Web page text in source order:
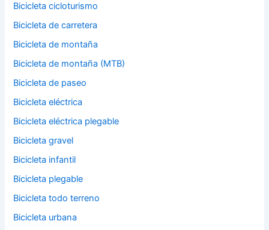
Bicicleta cicloturismo
Bicicleta de carretera
Bicicleta de montaña
Bicicleta de montaña (MTB)
Bicicleta de paseo
Bicicleta eléctrica
Bicicleta eléctrica plegable
Bicicleta gravel
Bicicleta infantil
Bicicleta plegable
Bicicleta todo terreno
Bicicleta urbana